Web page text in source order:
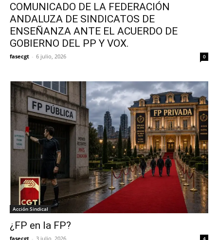
COMUNICADO DE LA FEDERACIÓN
ANDALUZA DE SINDICATOS DE
ENSEÑANZA ANTE EL ACUERDO DE
GOBIERNO DEL PP Y VOX.
fasecgt - 6 julio, 2026 0
Acción Sindical
¿FP en la FP?
fasecgt - 3 julio, 2026 4